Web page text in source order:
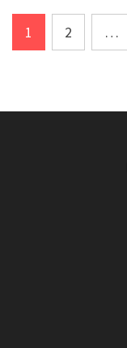
Pagination
des
1 2 …